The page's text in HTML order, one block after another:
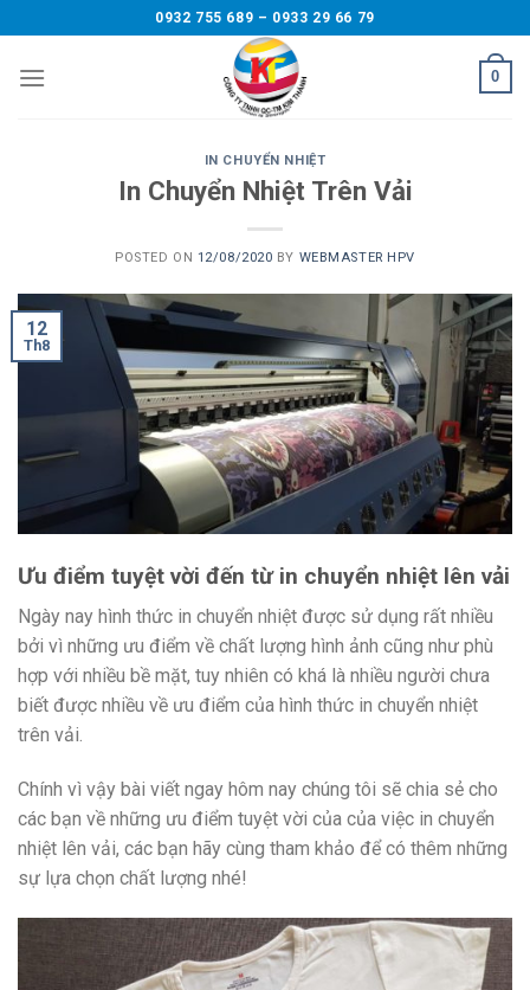
to
content
0932 755 689 – 0933 29 66 79
0
IN CHUYỂN NHIỆT
In Chuyển Nhiệt Trên Vải
POSTED ON 12/08/2020 BY WEBMASTER HPV
12
Th8
Ưu điểm tuyệt vời đến từ in chuyển nhiệt lên vải
Ngày nay hình thức in chuyển nhiệt được sử dụng rất nhiều
bởi vì những ưu điểm về chất lượng hình ảnh cũng như phù
hợp với nhiều bề mặt, tuy nhiên có khá là nhiều người chưa
biết được nhiều về ưu điểm của hình thức in chuyển nhiệt
trên vải.
Chính vì vậy bài viết ngay hôm nay chúng tôi sẽ chia sẻ cho
các bạn về những ưu điểm tuyệt vời của của việc in chuyển
nhiệt lên vải, các bạn hãy cùng tham khảo để có thêm những
sự lựa chọn chất lượng nhé!